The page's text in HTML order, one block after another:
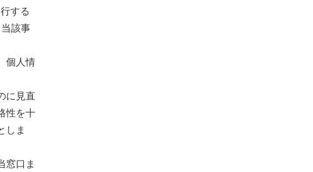
する
該事
個人情
に見直
性を十
しま
窓口ま